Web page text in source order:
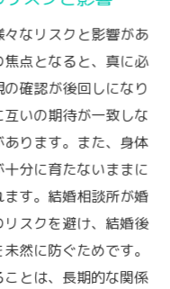
なリスクと影響があ
点となると、真に必
確認が後回しになり
いの期待が一致しな
ります。また、身体
分に育たないままに
す。結婚相談所が婚
スクを避け、結婚後
然に防ぐためです。
とは、長期的な関係